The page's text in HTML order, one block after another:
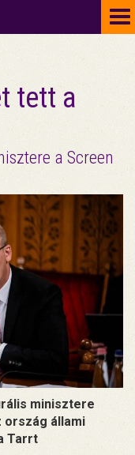
tett a
a Screen
minisztere
ország állami
Tarrt